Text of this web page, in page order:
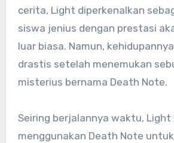
cerita, Light diperkenalkan
siswa jenius dengan prestasi
luar biasa. Namun,
drastis setelah menemukan
misterius bernama Death Note.
Seiring berjalannya waktu,
menggunakan Death Note